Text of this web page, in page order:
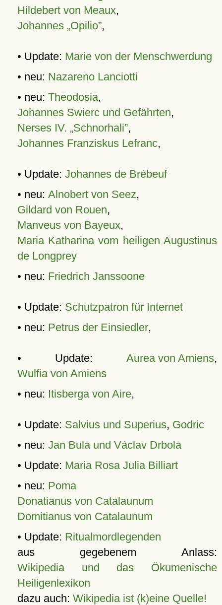
Hildebert von Meaux,
Johannes „Opilio”,
• Update: Marie von der Menschwerdung
• neu: Nazareno Lanciotti
• neu: Theodosia,
Johannes Swierc und Gefährten,
Nerses IV. „Schnorhali”,
Johannes Franziskus Lefranc,
• Update: Johannes de Brébeuf
• neu: Alnobert von Seez,
Gildard von Rouen,
Manveus von Bayeux,
Maria Katharina vom heiligen Augustinus
de Longprey
• neu: Friedrich Janssoone
• Update: Schutzpatron für Internet
• neu: Petrus der Einsiedler,
• Update: Aurea von Amiens,
Wulfia von Amiens
• neu: Itisberga von Aire,
• Update: Salvius und Superius, Godric
• neu: Jan Bula und Václav Drbola
• Update: Maria Rosa Julia Billiart
• neu: Poma
Donatianus von Catalaunum
Domitianus von Catalaunum
• Update: Ritualmordlegenden
aus gegebenem Anlass:
Wikipedia und das Ökumenische
Heiligenlexikon
dazu auch: Wikipedia ist (k)eine Quelle!